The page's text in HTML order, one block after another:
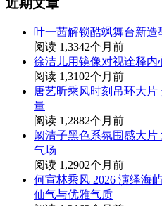
叶一茜解锁酷飒舞台新
阅读 1,3342个月前
徐洁儿用镜像对视诠释
阅读 1,3102个月前
唐艺昕乘风时刻吊环大
量
阅读 1,2882个月前
阚清子黑色系氛围感大片
气场
阅读 1,2902个月前
何宣林乘风 2026 演绎海
仙气与优雅气质